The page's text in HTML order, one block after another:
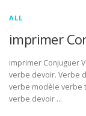
ALL
imprimer
imprimer Conjuguer
verbe devoir. Verbe
verbe modèle verbe
verbe devoir …